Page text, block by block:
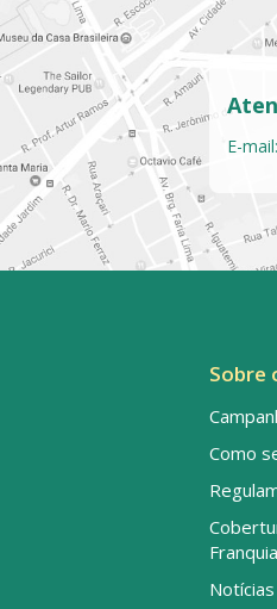
E-mail:
Sobre
Como
Franquia
Notícias